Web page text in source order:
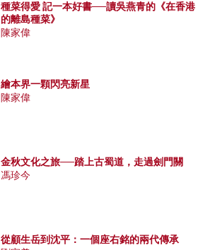
種菜得愛 記一本好書──讀吳燕青的《在香港
的離島種菜》
陳家偉
繪本界一顆閃亮新星
陳家偉
金秋文化之旅──踏上古蜀道，走過劍門關
馮珍今
從顧生岳到沈平：一個座右銘的兩代傳承